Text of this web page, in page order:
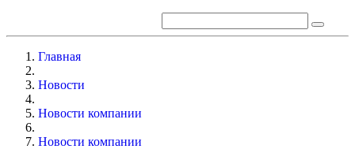
Главная
Новости
Новости компании
Новости компании